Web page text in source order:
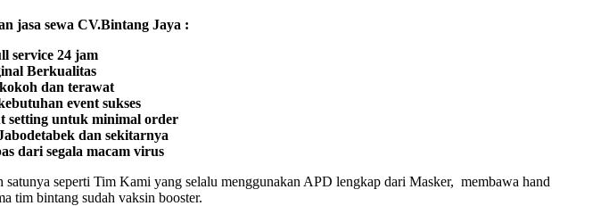
jasa sewa CV.Bintang Jaya :
service 24 jam
Berkualitas
dan terawat
event sukses
setting untuk minimal order
dan sekitarnya
dari segala macam virus
seperti Tim Kami yang selalu menggunakan APD lengkap dari Masker, membawa hand
tim bintang sudah vaksin booster.